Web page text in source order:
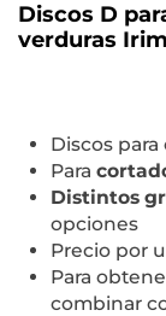
Discos D
verduras
Discos para
Para
Distintos
opciones
Precio por
Para
combinar